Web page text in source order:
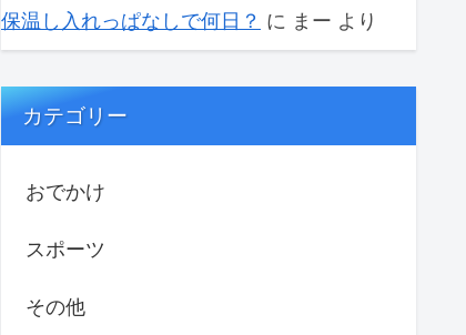
保温し入れっぱなしで何日？ に まー より
カテゴリー
おでかけ
スポーツ
その他